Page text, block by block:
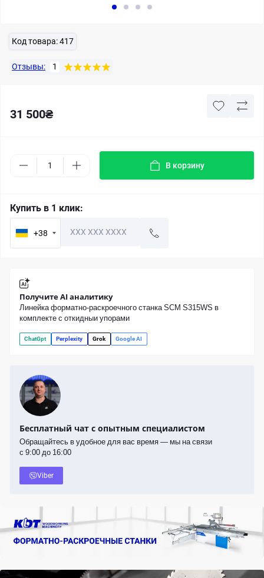
Код товара:417
Отзывы: 1
31 500₴
В корзину
Купить в 1 клик:
+38
Получите AI аналитику
Линейка форматно-раскроечного станка SCM S315WS в
комплекте с откидныи упорами
ChatGpt Perplexity Grok Google AI
Бесплатный чат с опытным специалистом
Обращайтесь в удобное для вас время — мы на связи
с 9:00 до 16:00
Viber